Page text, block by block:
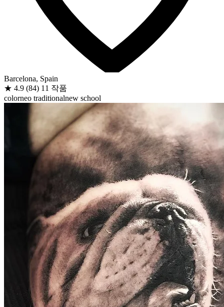
Barcelona, Spain
★ 4.9 (84) 11 작품
colorneo traditionalnew school